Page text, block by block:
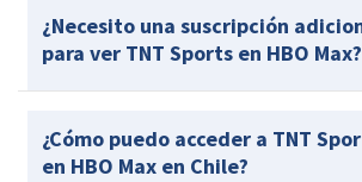
¿Necesito una suscripción
para ver TNT Sports en HBO Max?
¿Cómo puedo acceder a TNT
en HBO Max en Chile?